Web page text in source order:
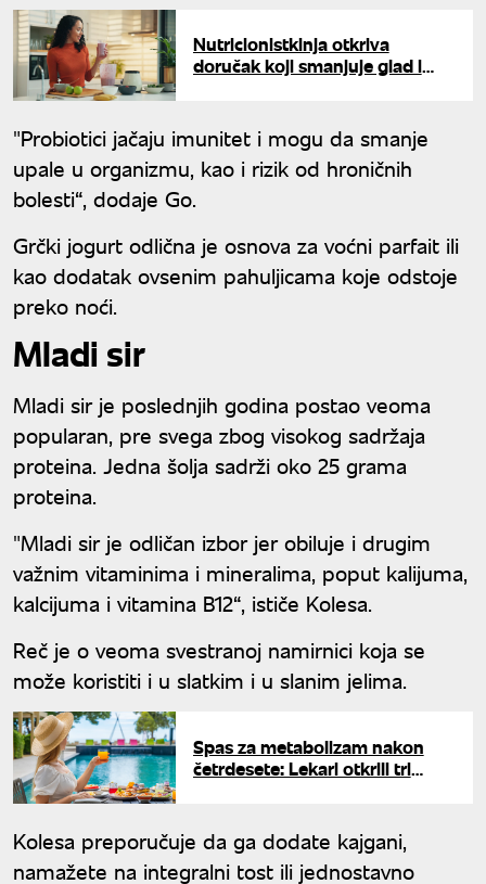
Nutricionistkinja otkriva
doručak koji smanjuje glad i
"Probiotici jačaju imunitet i mogu da smanje
upale u organizmu, kao i rizik od hroničnih
bolesti“, dodaje Go.
Grčki jogurt odlična je osnova za voćni parfait ili
kao dodatak ovsenim pahuljicama koje odstoje
preko noći.
Mladi sir
Mladi sir je poslednjih godina postao veoma
popularan, pre svega zbog visokog sadržaja
proteina. Jedna šolja sadrži oko 25 grama
proteina.
"Mladi sir je odličan izbor jer obiluje i drugim
važnim vitaminima i mineralima, poput kalijuma,
kalcijuma i vitamina B12“, ističe Kolesa.
Reč je o veoma svestranoj namirnici koja se
može koristiti i u slatkim i u slanim jelima.
Spas za metabolizam nakon
četrdesete: Lekari otkrili tri
Kolesa preporučuje da ga dodate kajgani,
namažete na integralni tost ili jednostavno